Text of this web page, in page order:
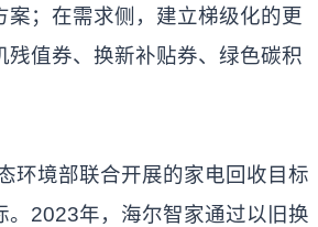
；在需求侧，建立梯级化的更
值券、换新补贴券、绿色碳积
境部联合开展的家电回收目标
2023年，海尔智家通过以旧换